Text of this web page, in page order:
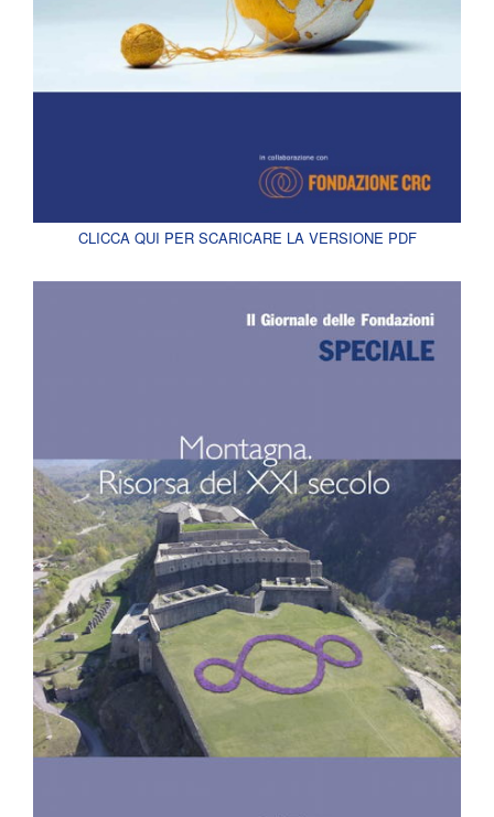
CLICCA QUI PER SCARICARE LA VERSIONE PDF